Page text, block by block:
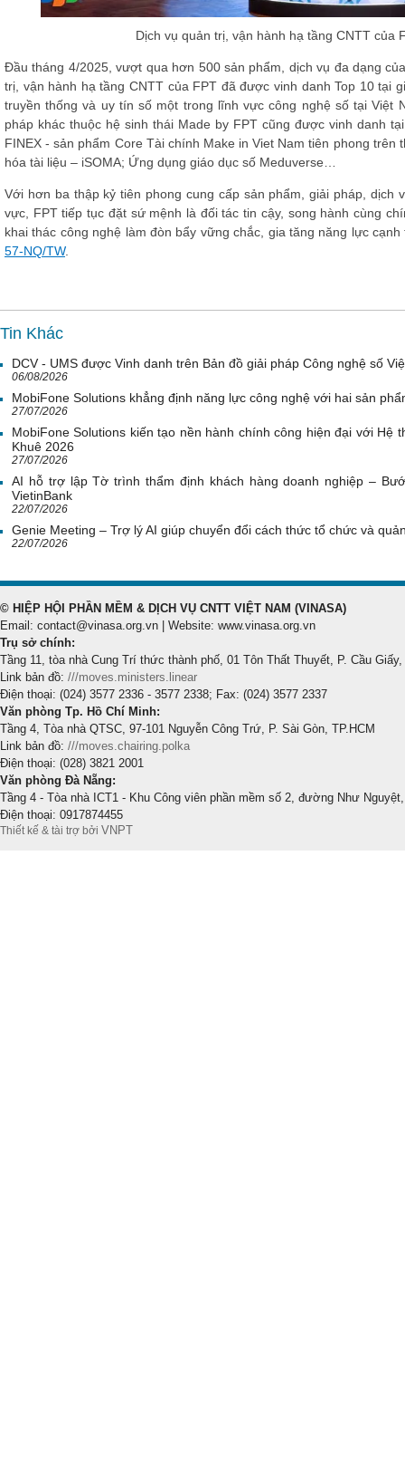
Dịch vụ quản trị, vận hành hạ tầng CNTT của
Đầu tháng 4/2025, vượt qua hơn 500 sản phẩm, dịch vụ đa dạng
trị, vận hành hạ tầng CNTT của FPT đã được vinh danh Top 10 tại
truyền thống và uy tín số một trong lĩnh vực công nghệ số tại Việt
pháp khác thuộc hệ sinh thái Made by FPT cũng được vinh danh
FINEX - sản phẩm Core Tài chính Make in Viet Nam tiên phong
hóa tài liệu – iSOMA; Ứng dụng giáo dục số Meduverse…
Với hơn ba thập kỷ tiên phong cung cấp sản phẩm, giải pháp, dịch
vực, FPT tiếp tục đặt sứ mệnh là đối tác tin cậy, song hành cùng
khai thác công nghệ làm đòn bẩy vững chắc, gia tăng năng lực
57-NQ/TW.
Tin Khác
DCV - UMS được Vinh danh trên Bản đồ giải pháp Công nghệ số
06/08/2026
MobiFone Solutions khẳng định năng lực công nghệ với hai sản
27/07/2026
MobiFone Solutions kiến tạo nền hành chính công hiện đại với Hệ
Khuê 2026
27/07/2026
AI hỗ trợ lập Tờ trình thẩm định khách hàng doanh nghiệp –
VietinBank
22/07/2026
Genie Meeting – Trợ lý AI giúp chuyển đổi cách thức tổ chức và
22/07/2026
© HIỆP HỘI PHẦN MỀM & DỊCH VỤ CNTT VIỆT NAM (VINASA)
Email: contact@vinasa.org.vn | Website: www.vinasa.org.vn
Trụ sở chính:
Tầng 11, tòa nhà Cung Trí thức thành phố, 01 Tôn Thất Thuyết, P. Cầu Giấy,
Link bản đồ: ///moves.ministers.linear
Điện thoại: (024) 3577 2336 - 3577 2338; Fax: (024) 3577 2337
Văn phòng Tp. Hồ Chí Minh:
Tầng 4, Tòa nhà QTSC, 97-101 Nguyễn Công Trứ, P. Sài Gòn, TP.HCM
Link bản đồ: ///moves.chairing.polka
Điện thoại: (028) 3821 2001
Văn phòng Đà Nẵng:
Tầng 4 - Tòa nhà ICT1 - Khu Công viên phần mềm số 2, đường Như
Điện thoại: 0917874455
Thiết kế & tài trợ bởi VNPT